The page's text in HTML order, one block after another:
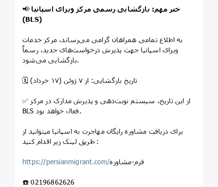
📢 خبر مهم: بازگشایی رسمی مرکز ویزای اسپانیا
(BLS)
به اطلاع تمامی همراهان گرامی می‌رساند، مرکز خدمات
ویزای اسپانیا جهت پذیرش درخواست‌های جدید، رسماً
بازگشایی می‌شود.
🗓 تاریخ بازگشایی: از ۷ ژوئن (۱۷ خرداد)
✅ از این تاریخ، سیستم نوبت‌دهی و پذیرش مدارک در مرکز
BLS فعال خواهد بود.
برای دریافت مشاوره رایگان مهاجرت به اسپانیا میتوانید از
طریق لینک زیر اقدام کنید :
https://persianmigrant.com/فرم-مشاوره
☎️ 02196862626